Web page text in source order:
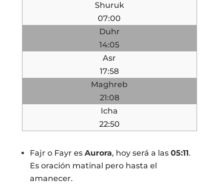
Shuruk
07:00
Duhr
14:05
Asr
17:58
Maghreb
21:08
Icha
22:50
Fajr o Fayr es Aurora, hoy será a las 05:11.
Es oración matinal pero hasta el
amanecer.